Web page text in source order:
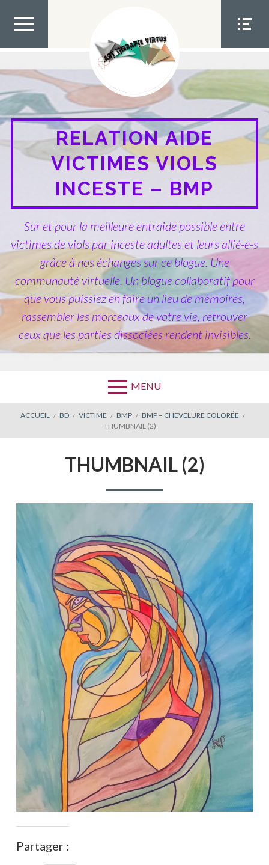
contenu
SOCIA
RELATION AIDE
VICTIMES VIOLS
INCESTE – BMP
Sur et pour la meilleure entraide possible entre
victimes de viols par inceste adultes et leurs allié-e-s
grâce à nos échanges sur ce blogue. Une
communauté virtuelle. Un blogue collaboratif pour
que vous puissiez en faire un lieu de mémoires,
rassembler les morceaux de votre vie, retrouver
ceux que les parties dissociées rendent invisibles.
MENU
FIL
D'ARIANE
ACCUEIL BD VICTIME BMP
BMP – CHEVELURE COLORÉE
THUMBNAIL (2)
THUMBNAIL (2)
Partager :